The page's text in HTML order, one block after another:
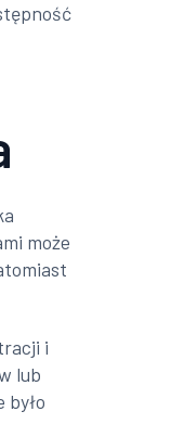
może
i
lub